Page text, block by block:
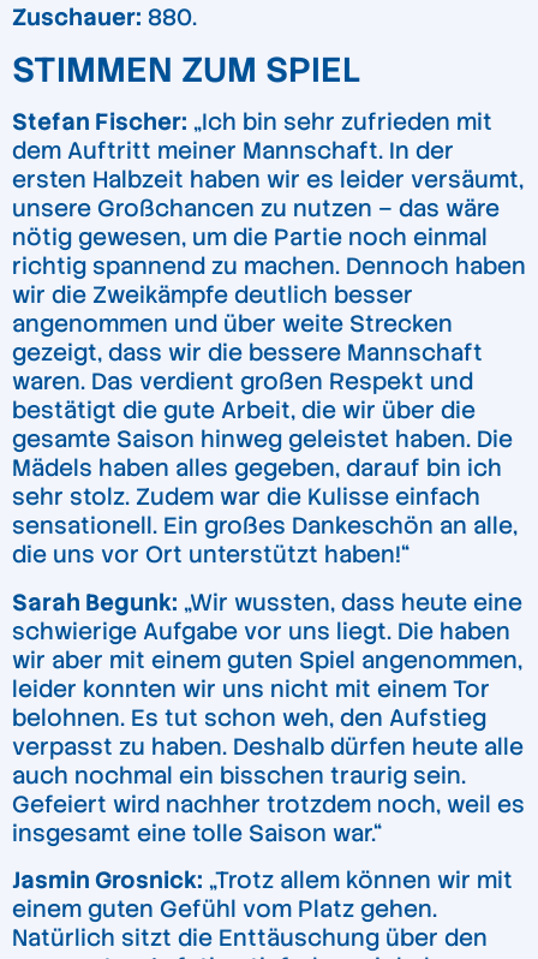
Zuschauer: 880.
STIMMEN ZUM SPIEL
Stefan Fischer: „Ich bin sehr zufrieden mit
dem Auftritt meiner Mannschaft. In der
ersten Halbzeit haben wir es leider versäumt,
unsere Großchancen zu nutzen – das wäre
nötig gewesen, um die Partie noch einmal
richtig spannend zu machen. Dennoch haben
wir die Zweikämpfe deutlich besser
angenommen und über weite Strecken
gezeigt, dass wir die bessere Mannschaft
waren. Das verdient großen Respekt und
bestätigt die gute Arbeit, die wir über die
gesamte Saison hinweg geleistet haben. Die
Mädels haben alles gegeben, darauf bin ich
sehr stolz. Zudem war die Kulisse einfach
sensationell. Ein großes Dankeschön an alle,
die uns vor Ort unterstützt haben!“
Sarah Begunk: „Wir wussten, dass heute eine
schwierige Aufgabe vor uns liegt. Die haben
wir aber mit einem guten Spiel angenommen,
leider konnten wir uns nicht mit einem Tor
belohnen. Es tut schon weh, den Aufstieg
verpasst zu haben. Deshalb dürfen heute alle
auch nochmal ein bisschen traurig sein.
Gefeiert wird nachher trotzdem noch, weil es
insgesamt eine tolle Saison war.“
Jasmin Grosnick: „Trotz allem können wir mit
einem guten Gefühl vom Platz gehen.
Natürlich sitzt die Enttäuschung über den